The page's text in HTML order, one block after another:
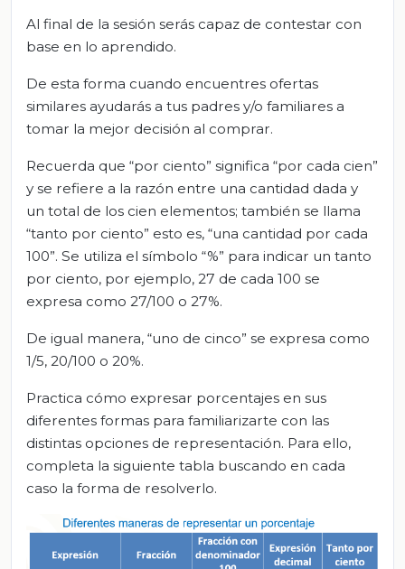
Al final de la sesión serás capaz de contestar con
base en lo aprendido.
De esta forma cuando encuentres ofertas
similares ayudarás a tus padres y/o familiares a
tomar la mejor decisión al comprar.
Recuerda que “por ciento” significa “por cada cien”
y se refiere a la razón entre una cantidad dada y
un total de los cien elementos; también se llama
“tanto por ciento” esto es, “una cantidad por cada
100”. Se utiliza el símbolo “%” para indicar un tanto
por ciento, por ejemplo, 27 de cada 100 se
expresa como 27/100 o 27%.
De igual manera, “uno de cinco” se expresa como
1/5, 20/100 o 20%.
Practica cómo expresar porcentajes en sus
diferentes formas para familiarizarte con las
distintas opciones de representación. Para ello,
completa la siguiente tabla buscando en cada
caso la forma de resolverlo.